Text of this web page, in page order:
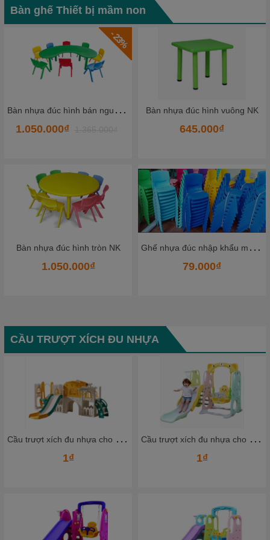
Bàn ghế Thiết bị mầm non
- 23%
B
àn nhựa đúc hình bán nguyệt NK
1.050.000₫
Bàn nhựa đúc hình tròn NK
1.050.000₫
Bàn nhựa đúc hình vuông NK
645.000₫
G
hế nhựa đúc nhập khẩu màu tím
79.000₫
CẦU TRƯỢT XÍCH ĐU NHỰA
C
ầu trượt xích đu nhựa cho bé CTXDN09_ Dochoikinhbac
1₫
C
ầu trượt xích đu nhựa cho bé CTXDN07_ Dochoikinhbac
1₫